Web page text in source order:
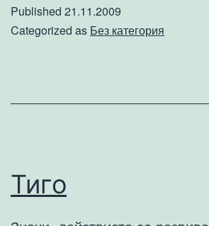
излетя
Published 21.11.2009
Categorized as Без категория
Тиго